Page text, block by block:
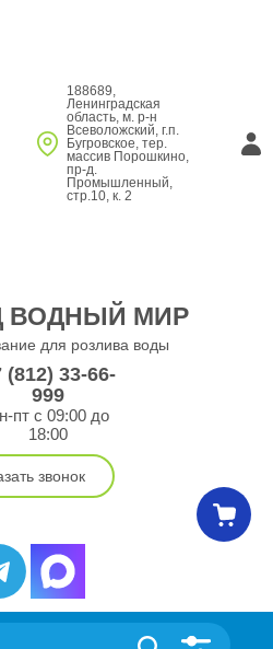
188689,
Ленинградская
область, м. р-н
Всеволожский, г.п.
Бугровское, тер.
массив Порошкино,
пр-д.
Промышленный,
стр.10, к. 2
ВОДНЫЙ МИР
для розлива воды
(812) 33-66-
999
пт с 09:00 до
18:00
звонок